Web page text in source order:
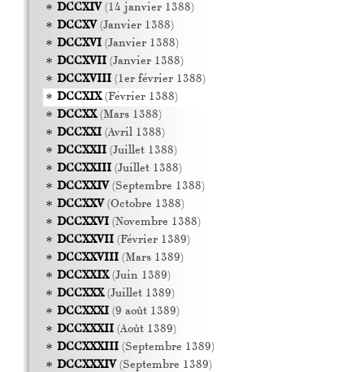
DCCXIV(14 janvier 1388)
DCCXV(Janvier 1388)
DCCXVI(Janvier 1388)
DCCXVII(Janvier 1388)
DCCXVIII(1er février 1388)
DCCXIX(Février 1388)
DCCXX(Mars 1388)
DCCXXI(Avril 1388)
DCCXXII(Juillet 1388)
DCCXXIII(Juillet 1388)
DCCXXIV(Septembre 1388)
DCCXXV(Octobre 1388)
DCCXXVI(Novembre 1388)
DCCXXVII(Février 1389)
DCCXXVIII(Mars 1389)
DCCXXIX(Juin 1389)
DCCXXX(Juillet 1389)
DCCXXXI(9 août 1389)
DCCXXXII(Août 1389)
DCCXXXIII(Septembre 1389)
DCCXXXIV(Septembre 1389)